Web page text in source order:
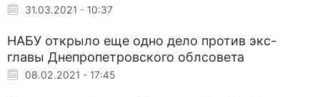
31.03.2021 - 10:37
НАБУ открыло еще одно дело против экс-
главы Днепропетровского облсовета
08.02.2021 - 17:45